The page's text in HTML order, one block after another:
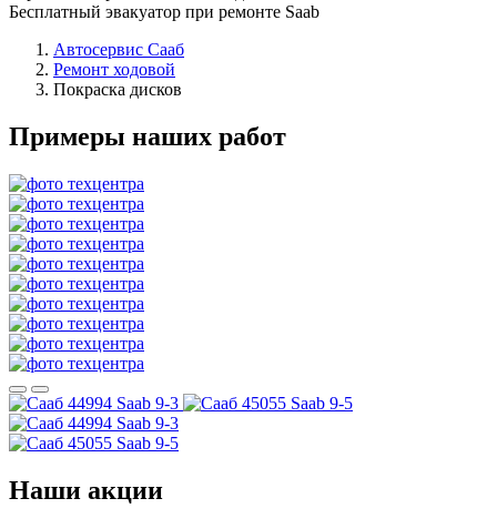
Бесплатный эвакуатор при ремонте Saab
Автосервис Сааб
Ремонт ходовой
Покраска дисков
Примеры наших работ
Saab 9-3
Saab 9-5
Saab 9-3
Saab 9-5
Наши акции